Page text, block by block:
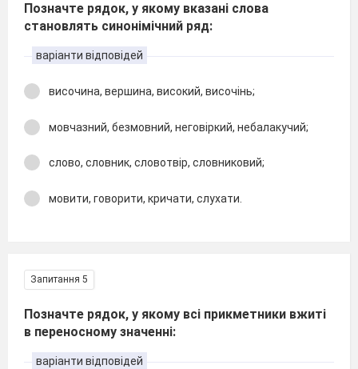
Позначте рядок, у якому вказані слова
становлять синонімічний ряд:
варіанти відповідей
височина, вершина, високий, височінь;
мовчазний, безмовний, неговіркий, небалакучий;
слово, словник, словотвір, словниковий;
мовити, говорити, кричати, слухати.
Запитання 5
Позначте рядок, у якому всі прикметники вжиті
в переносному значенні:
варіанти відповідей